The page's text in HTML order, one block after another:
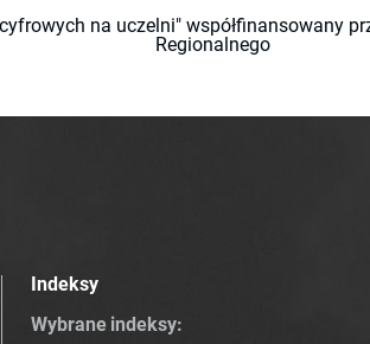
na uczelni" współfinansowany
Regionalnego
Indeksy
Wybrane indeksy: